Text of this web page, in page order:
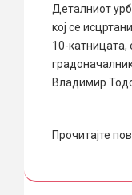
Деталниот
кој се
10-катницата,
Владимир
Прочитајте